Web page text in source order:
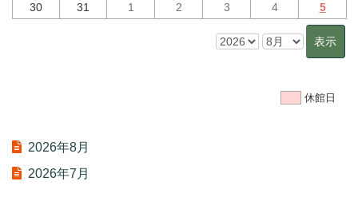
30
31 1 2 3 4 5
休館日
2026年8月
2026年7月